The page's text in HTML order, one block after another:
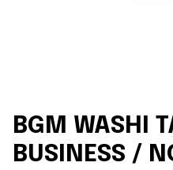
BGM WASHI
BUSINESS /